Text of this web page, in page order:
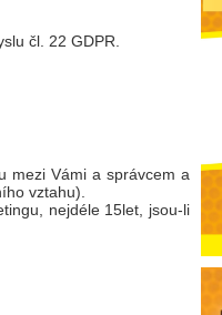
čl. 22 GDPR.
mezi Vámi a správcem a
vztahu).
nejdéle 15let, jsou-li